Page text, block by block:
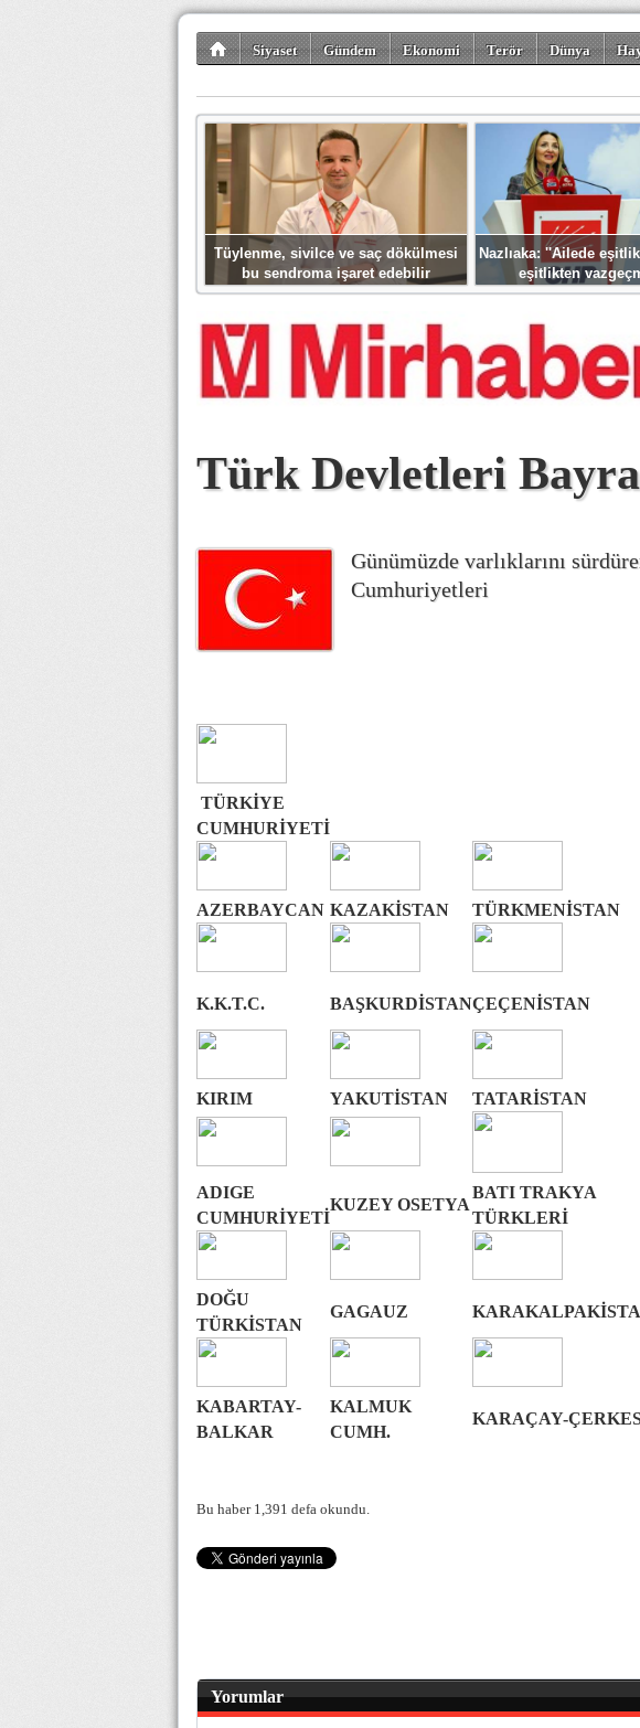
Siyaset Gündem Ekonomi Terör Dünya
Tüylenme, sivilce ve saç dökülmesi
bu sendroma işaret edebilir
Nazlıaka: ''Ailede
eşitlikten
Türk Devletleri
Günümüzde varlıklarını
Cumhuriyetleri
TÜRKİYE
CUMHURİYETİ
AZERBAYCAN KAZAKİSTAN TÜRKMENİSTAN
K.K.T.C. BAŞKURDİSTANÇEÇENİSTAN
KIRIM YAKUTİSTAN TATARİSTAN
ADIGE
CUMHURİYETİ
KUZEY OSETYA
BATI TRAKYA
TÜRKLERİ
DOĞU
TÜRKİSTAN
GAGAUZ
KABARTAY-
BALKAR
KALMUK
CUMH.
KARAÇAY-
Bu haber 1,391 defa okundu.
Yorumlar